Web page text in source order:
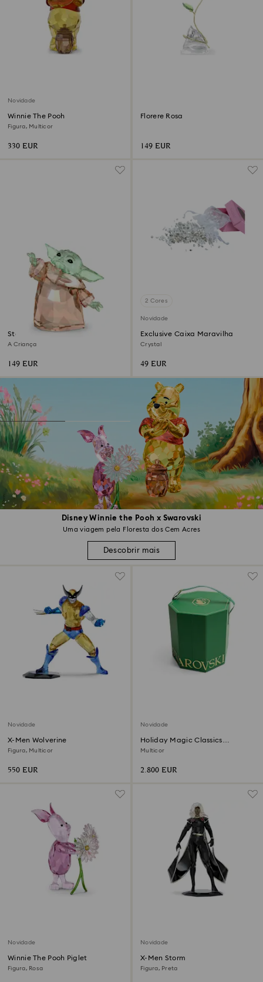
Disney Winnie the Pooh x Swarovski
Uma viagem pela Floresta dos Cem Acres
Descobrir mais
Novidade
Winnie The Pooh
Figura, Multicor
330 EUR
Florere Rosa
149 EUR
Star Wars – Mandalorian
A Criança
149 EUR
2 Cores
Novidade
Exclusive Caixa Maravilha
Crystal
49 EUR
Novidade
X-Men Wolverine
Figura, Multicor
550 EUR
Novidade
Holiday Magic Classics
Conjunto de Decorações para a
Multicor
2.800 EUR
Novidade
Winnie The Pooh Piglet
Figura, Rosa
Novidade
X-Men Storm
Figura, Preta